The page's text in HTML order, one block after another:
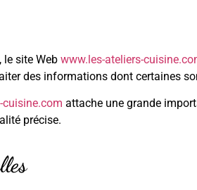
le site Web www.les-ateliers-
des informations dont certaines
cuisine.com attache une grande
précise.